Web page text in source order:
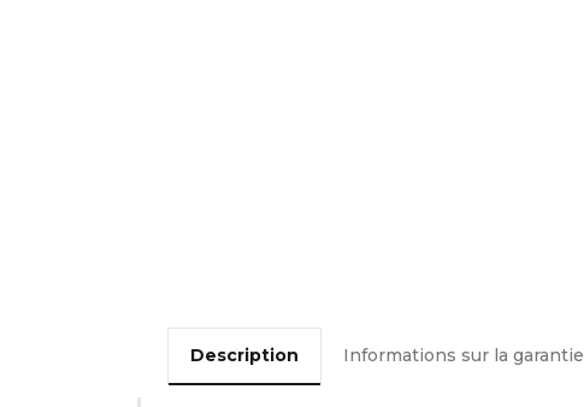
Description Informations sur la garantie